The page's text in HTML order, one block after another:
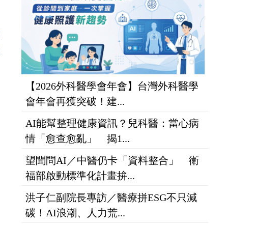
【2026外科醫學會年會】台灣外科醫學
會年會再獲突破！建...
AI能幫整理健康資訊？兒科醫：當心病
情「愈查愈亂」 揭1...
望聞問AI／中醫仍卡「資料整合」 衛
福部啟動標準化計畫拚...
洪子仁副院長專訪／醫療拼ESG不只減
碳！AI浪潮、人力荒...